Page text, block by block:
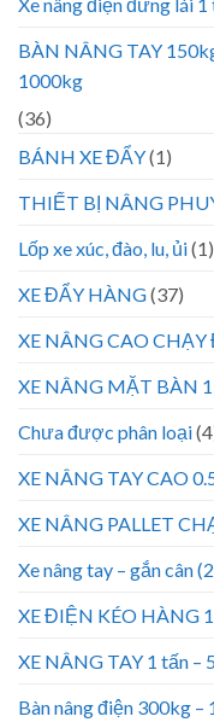
BÀN NÂNG TAY
1000kg
(36)
BÁNH XE ĐẨY(1)
THIẾT BỊ NÂNG
Lốp xe xúc, đào, lu, ủi(1)
XE ĐẨY HÀNG(37)
XE NÂNG CAO
XE NÂNG MẶT BÀN
Chưa được phân loại
XE NÂNG TAY CAO
XE NÂNG PALLET
Xe nâng tay – gắn cân
XE ĐIỆN KÉO HÀNG
XE NÂNG TAY 1 tấn –
Bàn nâng điện 300kg –